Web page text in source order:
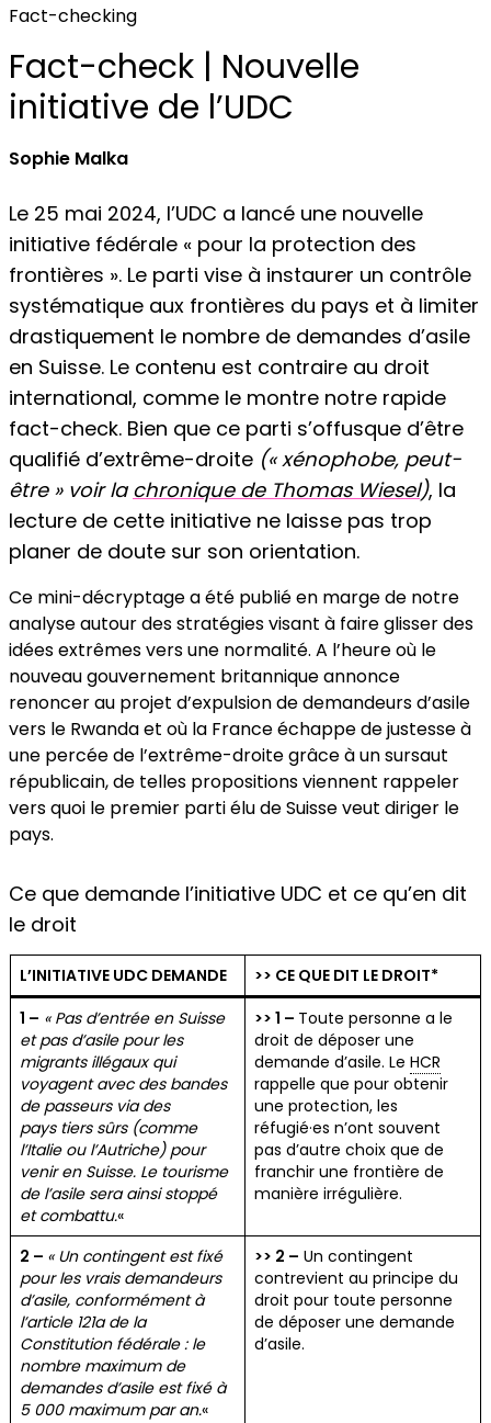
Fact-checking
Fact-check | Nouvelle
initiative de l’UDC
Sophie Malka
Le 25 mai 2024, l’UDC a lancé une nouvelle
initiative fédérale « pour la protection des
frontières ». Le parti vise à instaurer un contrôle
systématique aux frontières du pays et à limiter
drastiquement le nombre de demandes d’asile
en Suisse. Le contenu est contraire au droit
international, comme le montre notre rapide
fact-check. Bien que ce parti s’offusque d’être
qualifié d’extrême-droite (« xénophobe, peut-
être » voir lachronique de Thomas Wiesel), la
lecture de cette initiative ne laisse pas trop
planer de doute sur son orientation.
Ce mini-décryptage a été publié en marge de notre
analyse autour des stratégies visant à faire glisser des
idées extrêmes vers une normalité. A l’heure où le
nouveau gouvernement britannique annonce
renoncer au projet d’expulsion de demandeurs d’asile
vers le Rwanda et où la France échappe de justesse à
une percée de l’extrême-droite grâce à un sursaut
républicain, de telles propositions viennent rappeler
vers quoi le premier parti élu de Suisse veut diriger le
pays.
Ce que demande l’initiative UDC et ce qu’en dit
le droit
L’INITIATIVE UDC DEMANDE
>> CE QUE DIT LE DROIT*
1 – « Pas d’entrée en Suisse
et pas d’asile pour les
migrants illégaux qui
voyagent avec des bandes
de passeurs via des
pays tiers sûrs (comme
l’Italie ou l’Autriche) pour
venir en Suisse. Le tourisme
de l’asile sera ainsi stoppé
et combattu.«
>> 1 – Toute personne a le
droit de déposer une
demande d’asile. Le HCR
rappelle que pour obtenir
une protection, les
réfugié·es n’ont souvent
pas d’autre choix que de
franchir une frontière de
manière irrégulière.
2 – «Un contingent est fixé
pour les vrais demandeurs
d’asile, conformément à
l’article 121a de la
Constitution fédérale : le
nombre maximum de
demandes d’asile est fixé à
5 000 maximum par an.«
>> 2 – Un contingent
contrevient au principe du
droit pour toute personne
de déposer une demande
d’asile.